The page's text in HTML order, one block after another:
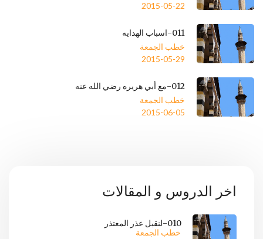
2015-05-22
011-اسباب الهدايه
خطب الجمعة
2015-05-29
012-مع أبي هريره رضي الله عنه
خطب الجمعة
2015-06-05
اخر الدروس و المقالات
010-لنقبل عذر المعتذر
خطب الجمعة